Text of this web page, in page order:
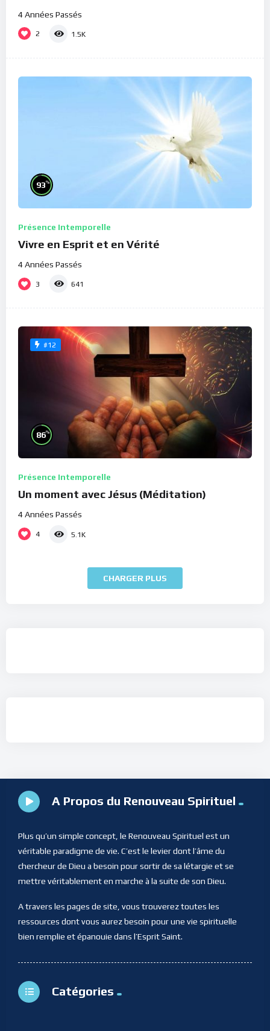
4 Années Passés
2 1.5K
93%
Présence Intemporelle
Vivre en Esprit et en Vérité
4 Années Passés
3 641
#12
86%
Présence Intemporelle
Un moment avec Jésus (Méditation)
4 Années Passés
4 5.1K
CHARGER PLUS
A Propos du Renouveau Spirituel
Plus qu’un simple concept, le Renouveau Spirituel est un
véritable paradigme de vie. C’est le levier dont l’âme du
chercheur de Dieu a besoin pour sortir de sa létargie et se
mettre véritablement en marche à la suite de son Dieu.
A travers les pages de site, vous trouverez toutes les
ressources dont vous aurez besoin pour une vie spirituelle
bien remplie et épanouie dans l’Esprit Saint.
Catégories